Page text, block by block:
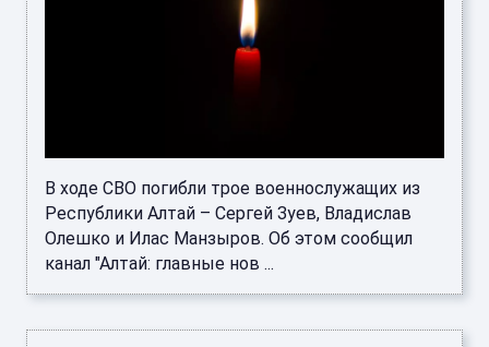
В ходе СВО погибли трое военнослужащих из
Республики Алтай – Сергей Зуев, Владислав
Олешко и Илас Манзыров. Об этом сообщил
канал "Алтай: главные нов ...